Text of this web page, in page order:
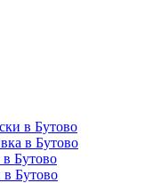
в Бутово
в Бутово
в Бутово
в Бутово